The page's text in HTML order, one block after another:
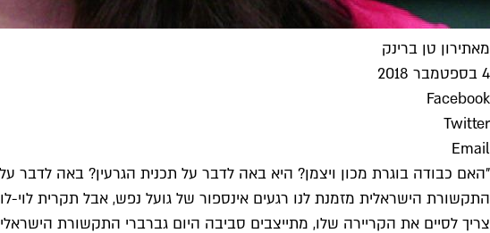
מאתירון טן ברינק
4 בספטמבר 2018
Facebook
Twitter
Email
"האם כבודה בוגרת מכון ויצמן? היא באה לדבר על תכנית הגרעין? באה לדבר על משהו שקרה לה לפני 20 שנה והיא עשתה מזה כסף"
צריך לסיים את הקריירה שלו, מתייצבים סביבה היום גברברי התקשורת